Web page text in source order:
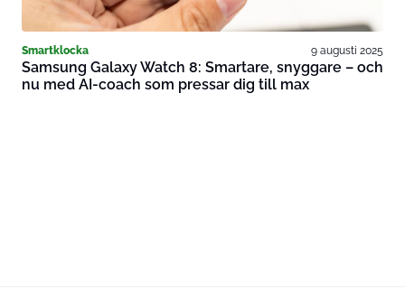
Smartklocka 9 augusti 2025
Samsung Galaxy Watch 8: Smartare, snyggare – och
nu med AI-coach som pressar dig till max